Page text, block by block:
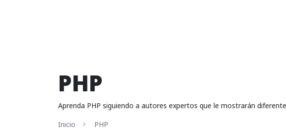
PHP
Aprenda PHP siguiendo a autores expertos que le mostrarán
Inicio
PHP